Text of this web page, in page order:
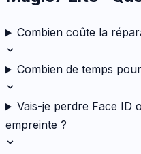
Combien coûte la
Combien de temps
Vais-je perdre Face ID
empreinte ?